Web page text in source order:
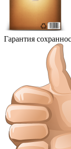
Гарантия